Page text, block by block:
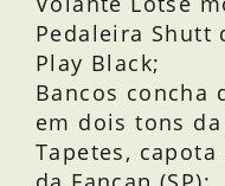
Pedaleira Shutt
Play Black;
Bancos concha
em dois tons da
Tapetes,